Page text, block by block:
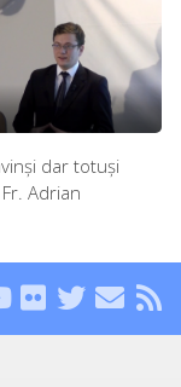
dar totuși
Adrian